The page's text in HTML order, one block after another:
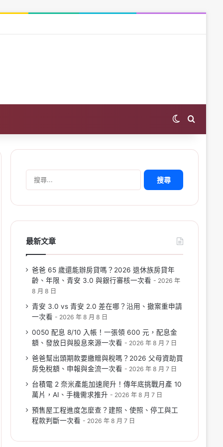
Switch skin
搜
鍵
最新文章
爸爸 65 歲還能辦房貸嗎？2026 退休族房貸年
齡、年限、青安 3.0 與銀行審核一次看
2026 年
8 月 8 日
青安 3.0 vs 青安 2.0 差在哪？沿用、撤案重申請
一次看
2026 年 8 月 8 日
0050 配息 8/10 入帳！一張領 600 元，配息金
額、發放日與股息來源一次看
2026 年 8 月 7 日
爸爸幫出頭期款要繳贈與稅嗎？2026 父母資助買
房免稅額、申報與金流一次看
2026 年 8 月 7 日
台積電 2 奈米產能加速爬升！傳年底挑戰月產 10
萬片，AI、手機需求推升
2026 年 8 月 7 日
預售屋工程進度怎麼查？建照、使照、停工與工
程款判斷一次看
2026 年 8 月 7 日